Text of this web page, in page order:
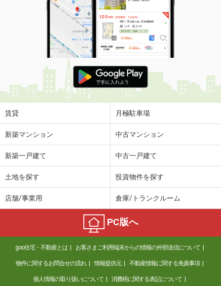
賃貸 月極駐車場
新築マンション 中古マンション
新築一戸建て 中古一戸建て
土地を探す 投資物件を探す
店舗/事業用 倉庫/トランクルーム
PC版へ
goo住宅・不動産とは お客さまご利用端末からの情報の外部送信について
物件に関するお問合せの流れ 情報提供元 不動産情報に関する免責事項
個人情報の取り扱いについて 消費税に関する表記について